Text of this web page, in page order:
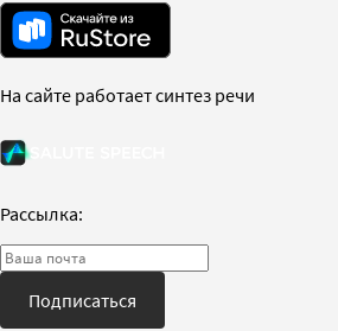
На сайте работает синтез речи
Рассылка:
Подписаться